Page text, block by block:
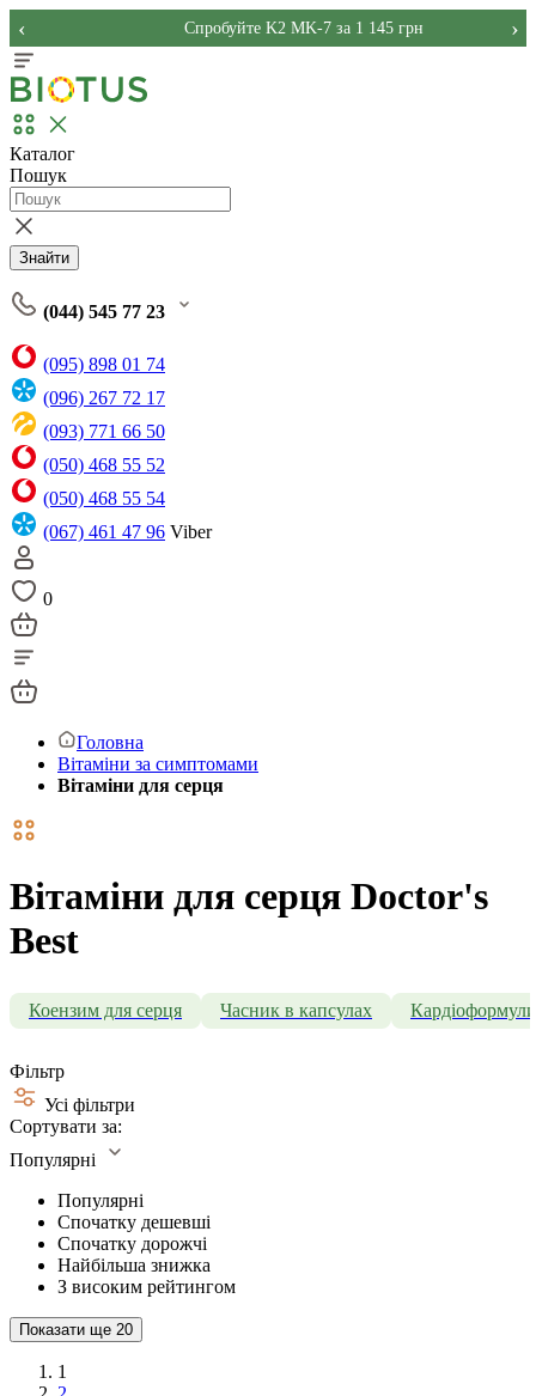
Спробуйте K2 MK-7 за 1 145 грн
‹ ›
Каталог
Пошук
Знайти
(044) 545 77 23
(095) 898 01 74
(096) 267 72 17
(093) 771 66 50
(050) 468 55 52
(050) 468 55 54
(067) 461 47 96 Viber
0
Головна
Вітаміни за симптомами
Вітаміни для серця
Вітаміни для серця Doctor's
Best
Коензим для серця Часник в капсулах Кардіоформули
Фільтр
Усі фільтри
Сортувати за:
Популярні
Популярні
Спочатку дешевші
Спочатку дорожчі
Найбільша знижка
З високим рейтингом
Показати ще 20
1